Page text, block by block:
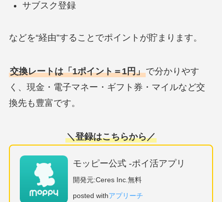
サブスク登録
などを“経由”することでポイントが貯まります。
交換レートは「1ポイント＝1円」で分かりやす
く、現金・電子マネー・ギフト券・マイルなど交
換先も豊富です。
＼登録はこちらから／
モッピー公式 -ポイ活アプリ
開発元:Ceres Inc. 無料
posted withアプリーチ